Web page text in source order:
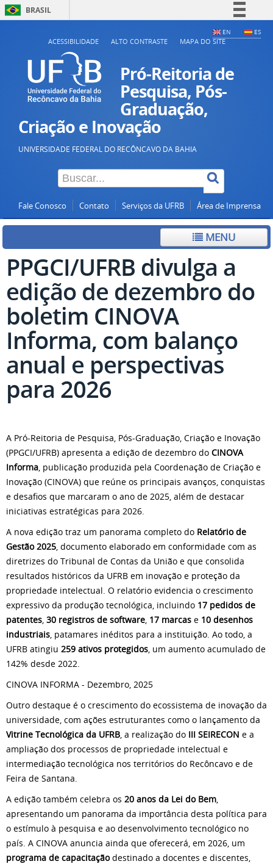
BRASIL
Simplifique!
Participe
Acesso à informação
Legislação
Canais
EN ES
ACESSIBILIDADE ALTO CONTRASTE MAPA DO SITE
Pró-Reitoria de
Pesquisa, Pós-
Graduação,
Criação e Inovação
UNIVERSIDADE FEDERAL DO RECÔNCAVO DA BAHIA
Fale Conosco Contato Serviços da UFRB Área de Imprensa
MENU
PPGCI/UFRB divulga a
edição de dezembro do
boletim CINOVA
Informa, com balanço
anual e perspectivas
para 2026
A Pró-Reitoria de Pesquisa, Pós-Graduação, Criação e Inovação
(PPGCI/UFRB) apresenta a edição de dezembro do CINOVA
Informa, publicação produzida pela Coordenação de Criação e
Inovação (CINOVA) que reúne os principais avanços, conquistas
e desafios que marcaram o ano de 2025, além de destacar
iniciativas estratégicas para 2026.
A nova edição traz um panorama completo do Relatório de
Gestão 2025, documento elaborado em conformidade com as
diretrizes do Tribunal de Contas da União e que consolida
resultados históricos da UFRB em inovação e proteção da
propriedade intelectual. O relatório evidencia o crescimento
expressivo da produção tecnológica, incluindo 17 pedidos de
patentes, 30 registros de software, 17 marcas e 10 desenhos
industriais, patamares inéditos para a instituição. Ao todo, a
UFRB atingiu 259 ativos protegidos, um aumento acumulado de
142% desde 2022.
CINOVA INFORMA - Dezembro, 2025
Outro destaque é o crescimento do ecossistema de inovação da
universidade, com ações estruturantes como o lançamento da
Vitrine Tecnológica da UFRB, a realização do III SEIRECON e a
ampliação dos processos de propriedade intelectual e
intermediação tecnológica nos territórios do Recôncavo e de
Feira de Santana.
A edição também celebra os 20 anos da Lei do Bem,
apresentando um panorama da importância desta política para
o estímulo à pesquisa e ao desenvolvimento tecnológico no
país. A CINOVA anuncia ainda que oferecerá, em 2026, um
programa de capacitaçãodestinado a docentes e discentes,